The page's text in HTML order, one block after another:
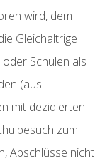
wird, dem
Gleichaltrige
Schulen als
(aus
mit dezidierten
zum
Abschlüsse nicht